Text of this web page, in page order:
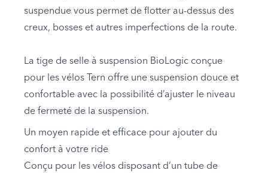
suspendue vous permet de flotter au-dessus des
creux, bosses et autres imperfections de la route.
La tige de selle à suspension BioLogic conçue
pour les vélos Tern offre une suspension douce et
confortable avec la possibilité d’ajuster le niveau
de fermeté de la suspension.
Un moyen rapide et efficace pour ajouter du
confort à votre ride
Conçu pour les vélos disposant d’un tube de